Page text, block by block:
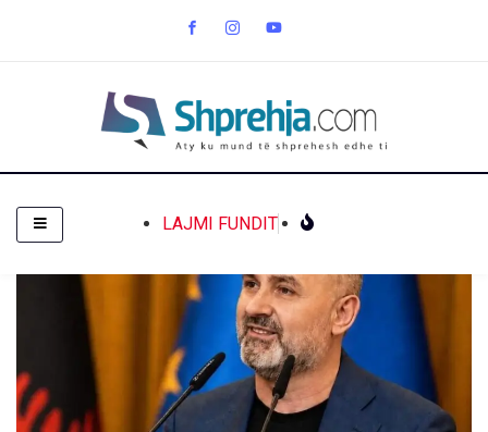
LAJMI FUNDIT